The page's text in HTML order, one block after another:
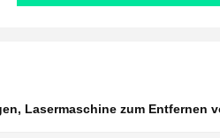
, Lasermaschine zum Entfernen